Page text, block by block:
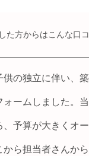
た方からはこんな口
供の独立に伴い、
ォームしました。
予算が大きくオ
から担当者さんか